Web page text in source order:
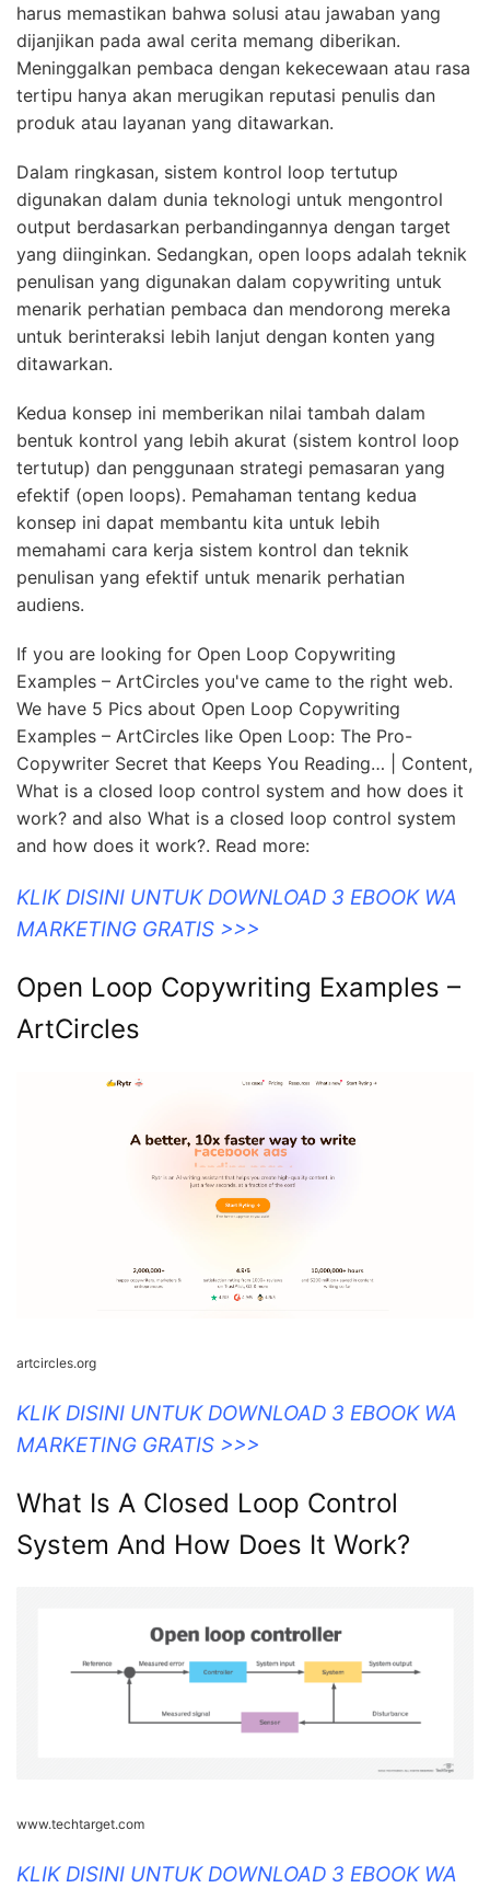
harus memastikan bahwa solusi atau jawaban yang
dijanjikan pada awal cerita memang diberikan.
Meninggalkan pembaca dengan kekecewaan atau rasa
tertipu hanya akan merugikan reputasi penulis dan
produk atau layanan yang ditawarkan.
Dalam ringkasan, sistem kontrol loop tertutup
digunakan dalam dunia teknologi untuk mengontrol
output berdasarkan perbandingannya dengan target
yang diinginkan. Sedangkan, open loops adalah teknik
penulisan yang digunakan dalam copywriting untuk
menarik perhatian pembaca dan mendorong mereka
untuk berinteraksi lebih lanjut dengan konten yang
ditawarkan.
Kedua konsep ini memberikan nilai tambah dalam
bentuk kontrol yang lebih akurat (sistem kontrol loop
tertutup) dan penggunaan strategi pemasaran yang
efektif (open loops). Pemahaman tentang kedua
konsep ini dapat membantu kita untuk lebih
memahami cara kerja sistem kontrol dan teknik
penulisan yang efektif untuk menarik perhatian
audiens.
If you are looking for Open Loop Copywriting
Examples – ArtCircles you've came to the right web.
We have 5 Pics about Open Loop Copywriting
Examples – ArtCircles like Open Loop: The Pro-
Copywriter Secret that Keeps You Reading… | Content,
What is a closed loop control system and how does it
work? and also What is a closed loop control system
and how does it work?. Read more:
KLIK DISINI UNTUK DOWNLOAD 3 EBOOK WA
MARKETING GRATIS >>>
Open Loop Copywriting Examples –
ArtCircles
artcircles.org
KLIK DISINI UNTUK DOWNLOAD 3 EBOOK WA
MARKETING GRATIS >>>
What Is A Closed Loop Control
System And How Does It Work?
www.techtarget.com
KLIK DISINI UNTUK DOWNLOAD 3 EBOOK WA